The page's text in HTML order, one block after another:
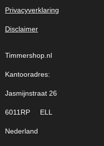
Privacyverklaring
Disclaimer
Timmershop.nl
Kantooradres:
Jasmijnstraat 26
6011RP ELL
Nederland